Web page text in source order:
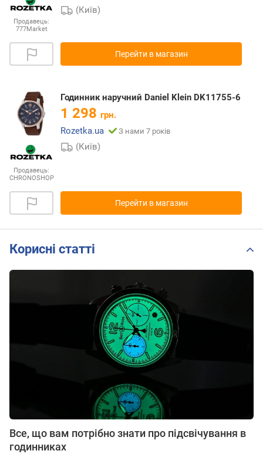
Продавець:
777Market
(Київ)
Перейти в магазин
Продавець:
CHRONOSHOP
Годинник наручний Daniel Klein DK11755-6
1 298 грн.
Rozetka.ua
З нами 7 років
(Київ)
Перейти в магазин
Корисні статті
Все, що вам потрібно знати про підсвічування в
годинниках